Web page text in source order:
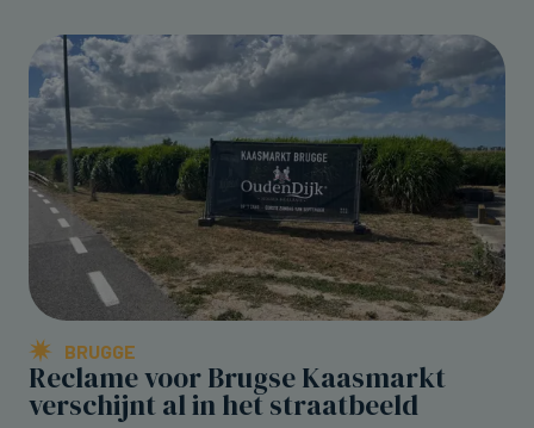
BRUGGE
Reclame voor Brugse Kaasmarkt
verschijnt al in het straatbeeld